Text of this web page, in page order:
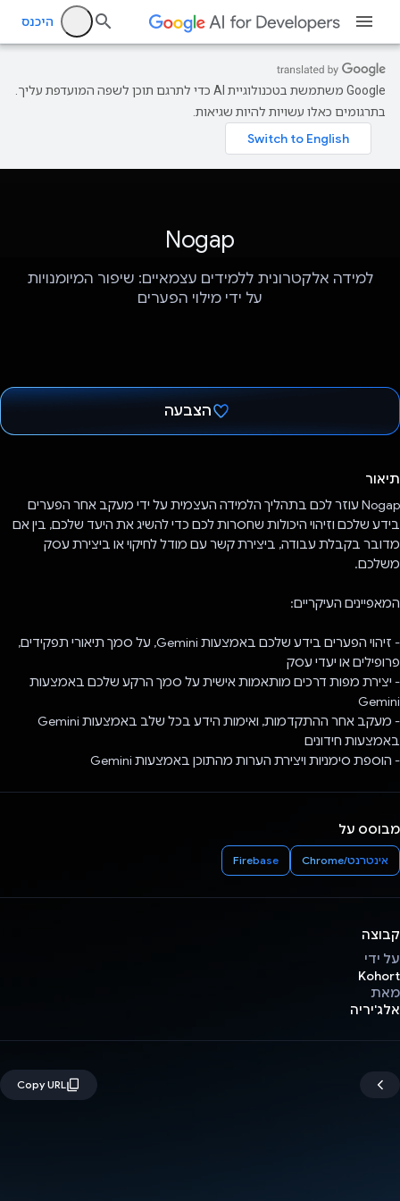
היכנס
‫Google משתמשת בטכנולוגיית AI כדי לתרגם תוכן לשפה המועדפת עליך.
בתרגומים כאלו עשויות להיות שגיאות.
Nogap
למידה אלקטרונית ללמידים עצמאיים: שיפור המיומנויות
על ידי מילוי הפערים
הצבעה
תיאור
Nogap עוזר לכם בתהליך הלמידה העצמית על ידי מעקב אחר הפערים
בידע שלכם וזיהוי היכולות שחסרות לכם כדי להשיג את היעד שלכם, בין אם
מדובר בקבלת עבודה, ביצירת קשר עם מודל לחיקוי או ביצירת עסק
משלכם.
המאפיינים העיקריים:
- זיהוי הפערים בידע שלכם באמצעות Gemini, על סמך תיאורי תפקידים,
פרופילים או יעדי עסק
- יצירת מפות דרכים מותאמות אישית על סמך הרקע שלכם באמצעות
Gemini
- מעקב אחר ההתקדמות, ואימות הידע בכל שלב באמצעות Gemini
באמצעות חידונים
- הוספת סימניות ויצירת הערות מהתוכן באמצעות Gemini
מבוסס על
אינטרנט/Chrome Firebase
קבוצה
על ידי
Kohort
מאת
אלג'יריה